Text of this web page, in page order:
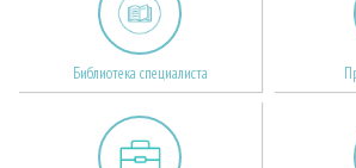
Библиотека специалиста